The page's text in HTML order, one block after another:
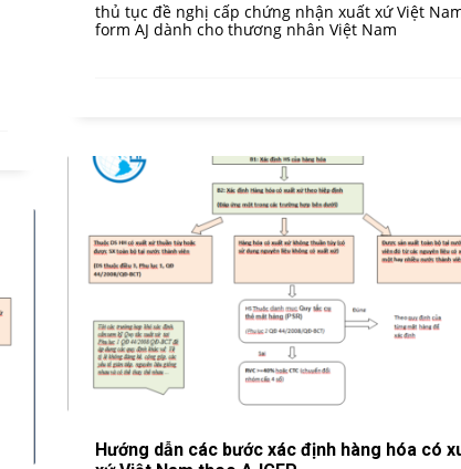
thủ tục đề nghị cấp chứng nhận xuất xứ Việt
form AJ dành cho thương nhân Việt Nam
Hướng dẫn các bước xác định hàng hóa có